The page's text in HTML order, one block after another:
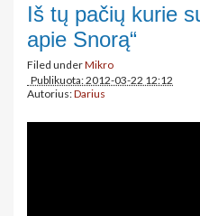
Iš tų pačių kurie
apie Snorą“
Filed underMikro
Publikuota: 2012-03-22 12:12
Autorius:Darius